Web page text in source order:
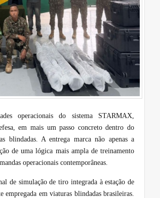
operacionais do sistema STARMAX,
em mais um passo concreto dentro do
blindadas. A entrega marca não apenas a
de uma lógica mais ampla de treinamento
operacionais contemporâneas.
de simulação de tiro integrada à estação de
em viaturas blindadas brasileiras.